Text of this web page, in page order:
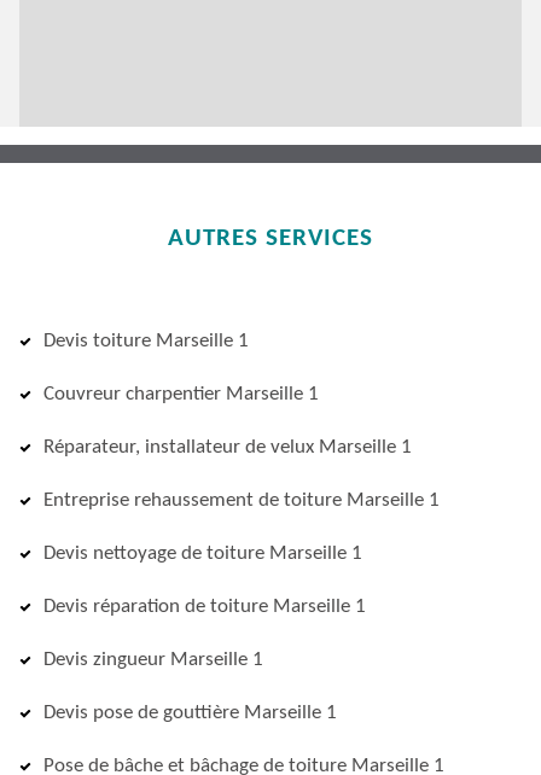
AUTRES SERVICES
Devis toiture Marseille 1
Couvreur charpentier Marseille 1
Réparateur, installateur de velux Marseille 1
Entreprise rehaussement de toiture Marseille 1
Devis nettoyage de toiture Marseille 1
Devis réparation de toiture Marseille 1
Devis zingueur Marseille 1
Devis pose de gouttière Marseille 1
Pose de bâche et bâchage de toiture Marseille 1